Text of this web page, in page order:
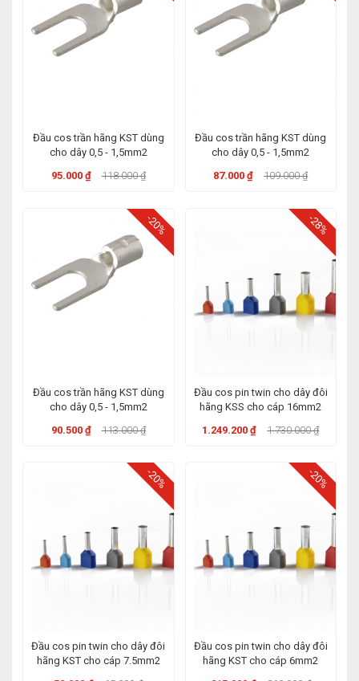
Đầu cos trần hãng KST dùng
cho dây 0,5 - 1,5mm2
95.000 ₫
118.000 ₫
Đầu cos trần hãng KST dùng
cho dây 0,5 - 1,5mm2
87.000 ₫
109.000 ₫
-20%
Đầu cos trần hãng KST dùng
cho dây 0,5 - 1,5mm2
90.500 ₫
113.000 ₫
-28%
Đầu cos pin twin cho dây đôi
hãng KSS cho cáp 16mm2
1.249.200 ₫
1.730.000 ₫
-20%
Đầu cos pin twin cho dây đôi
hãng KST cho cáp 7.5mm2
-20%
Đầu cos pin twin cho dây đôi
hãng KST cho cáp 6mm2